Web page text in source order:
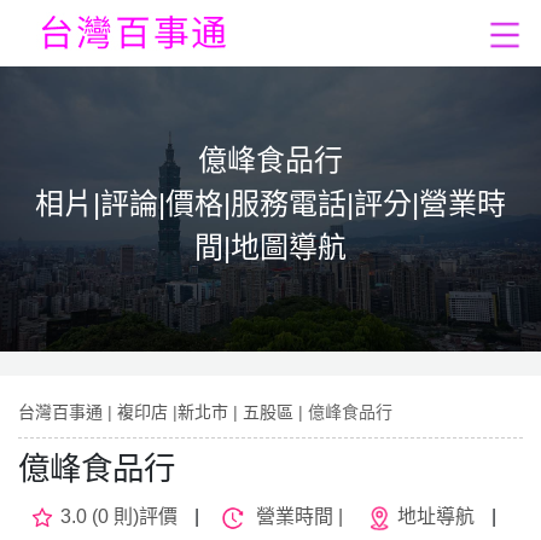
億峰食品行
相片|評論|價格|服務電話|評分|營業時
間|地圖導航
台灣百事通 | 複印店 |新北市 | 五股區 | 億峰食品行
億峰食品行
3.0 (0 則)評價 營業時間 | 地址導航